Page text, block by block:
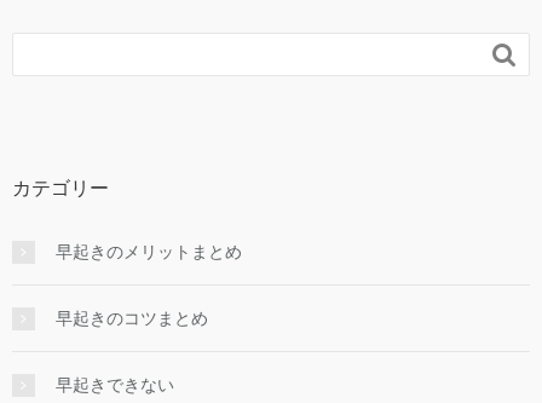

カテゴリー
早起きのメリットまとめ
早起きのコツまとめ
早起きできない